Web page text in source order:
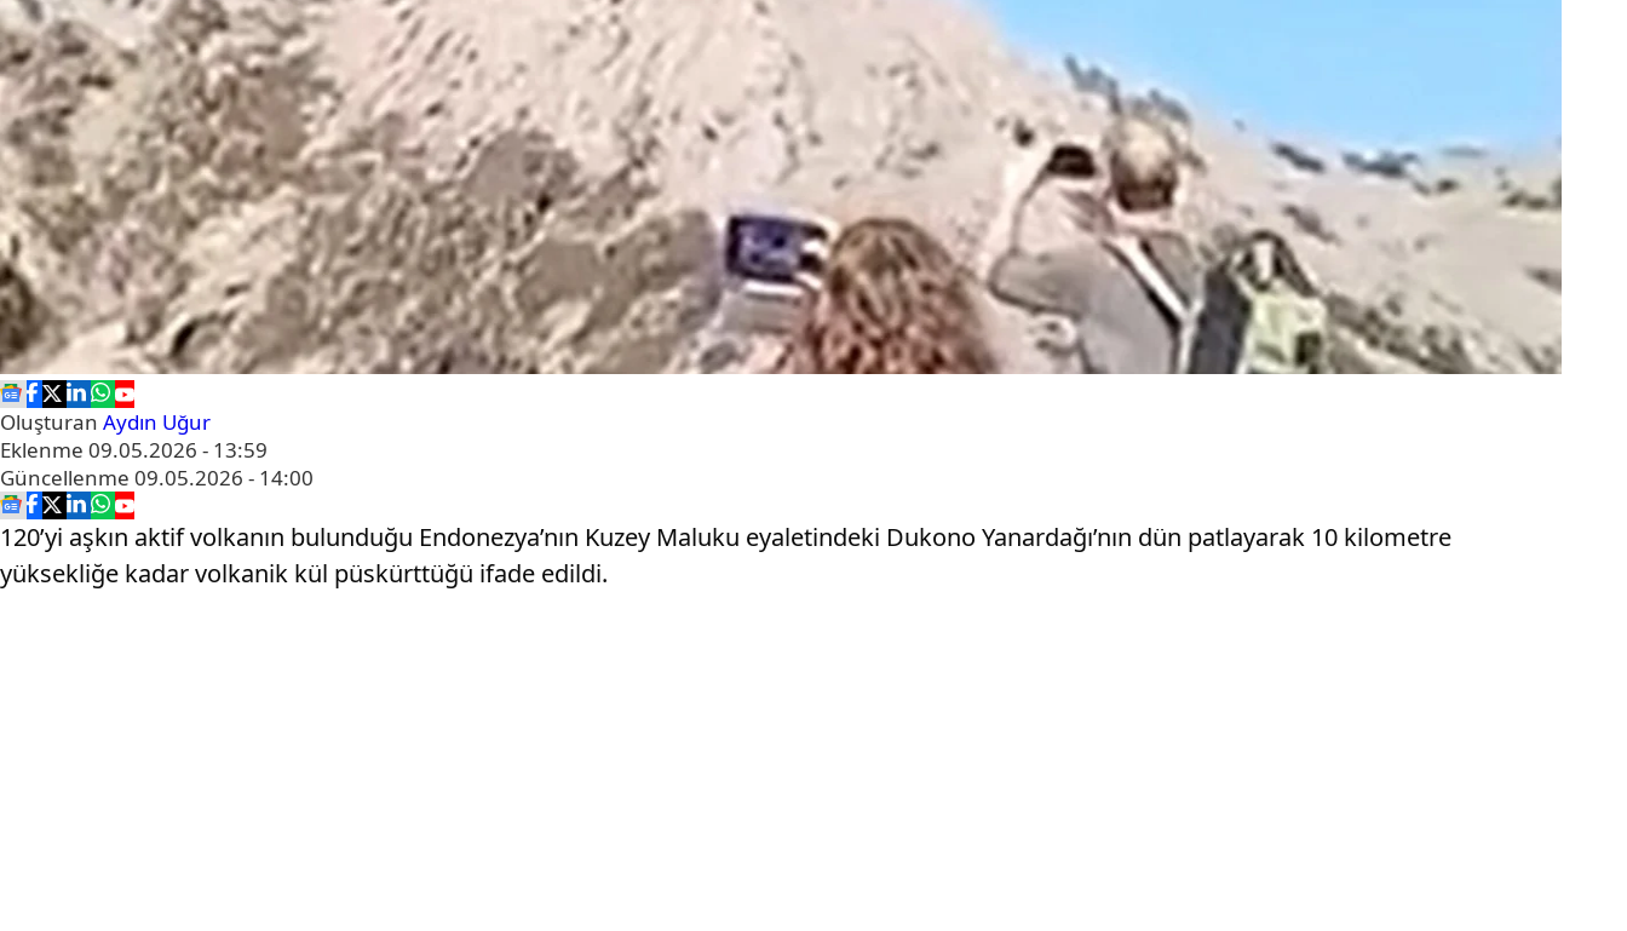
Oluşturan Aydın Uğur
Eklenme 09.05.2026 - 13:59
Güncellenme 09.05.2026 - 14:00
120’yi aşkın aktif volkanın bulunduğu Endonezya’nın Kuzey Maluku eyaletindeki Dukono Yanardağı’nın dün patlayarak 10 kilometre
yüksekliğe kadar volkanik kül püskürttüğü ifade edildi.